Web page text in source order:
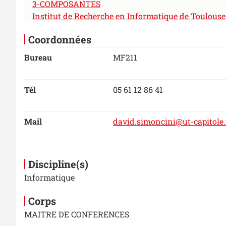
3-COMPOSANTES
Institut de Recherche en Informatique de
Coordonnées
Bureau MF211
Tél 05 61 12 86 41
Mail david.simoncini@ut-
Discipline(s)
Informatique
Corps
MAITRE DE CONFERENCES